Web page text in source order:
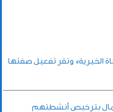
الخيرية» وتقر تفعيل صفتها
بترخيص أنشطتهم